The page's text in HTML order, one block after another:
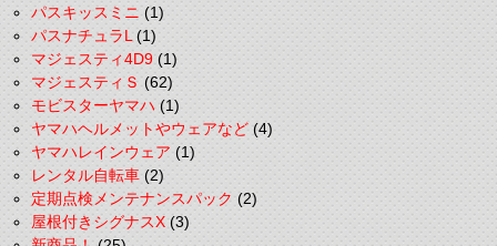
パスキッスミニ(1)
パスナチュラL(1)
マジェスティ4D9(1)
マジェスティＳ(62)
モビスターヤマハ(1)
ヤマハヘルメットやウェアなど(4)
ヤマハレインウェア(1)
レンタル自転車(2)
定期点検メンテナンスパック(2)
屋根付きシグナスX(3)